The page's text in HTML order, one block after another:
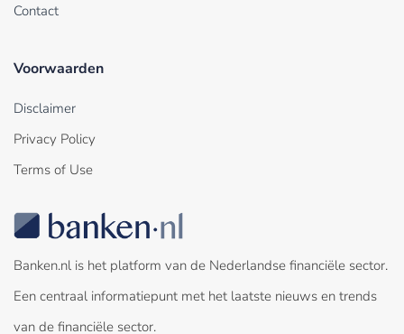
Contact
Voorwaarden
Disclaimer
Privacy Policy
Terms of Use
Banken.nl is het platform van de Nederlandse financiële sector.
Een centraal informatiepunt met het laatste nieuws en trends
van de financiële sector.